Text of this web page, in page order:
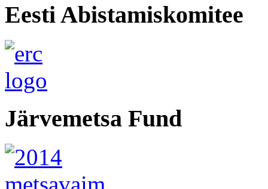
Eesti Abistamiskomitee
Järvemetsa Fund